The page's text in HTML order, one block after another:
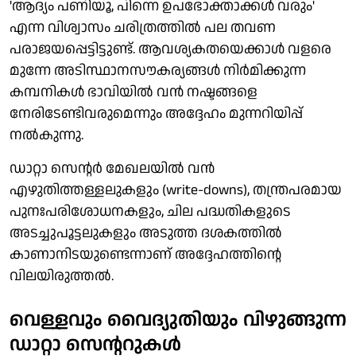
'ആദ്യം പണിയൂ, പിന്നെ ഉപഭോക്താക്കള്‍ വരും'
എന്ന വിശ്വാസം ചരിത്രത്തില്‍ പല തവണ
പരാജയപ്പെട്ടിട്ടുണ്ട്. ആവശ്യകതയെക്കാള്‍ വളരെ
മുന്നേ അടിസ്ഥാനസൗകര്യങ്ങള്‍ നിര്‍മിക്കുന്ന
കമ്പനികള്‍ ഭാവിയില്‍ വന്‍ നഷ്ടങ്ങളെ
നേരിടേണ്ടിവരുമെന്നും അദ്ദേഹം മുന്നറിയിപ്പ്
നല്‍കുന്നു.
ഡാറ്റാ സെന്റര്‍ മേഖലയില്‍ വന്‍
എഴുതിത്തള്ളലുകളും (write-downs), തന്ത്രപരമായ
പുനഃപരിശോധനകളും, ചില പദ്ധതികളുടെ
അടച്ചുപൂട്ടലുകളും അടുത്ത ദശകത്തില്‍
കാണാനിടയുണ്ടെന്നാണ് അദ്ദേഹത്തിന്റെ
വിലയിരുത്തല്‍.
വെള്ളവും വൈദ്യുതിയും വിഴുങ്ങുന്ന
ഡാറ്റാ സെന്ററുകള്‍